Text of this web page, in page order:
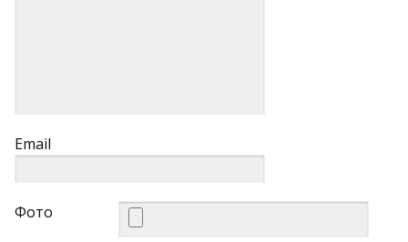
Email
Фото